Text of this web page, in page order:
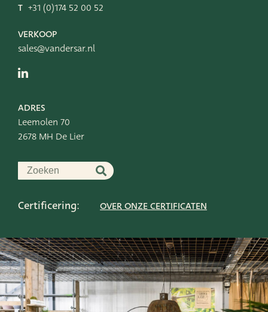
T +31 (0)174 52 00 52
VERKOOP
sales@vandersar.nl
ADRES
Leemolen 70
2678 MH De Lier
Certificering: OVER ONZE CERTIFICATEN